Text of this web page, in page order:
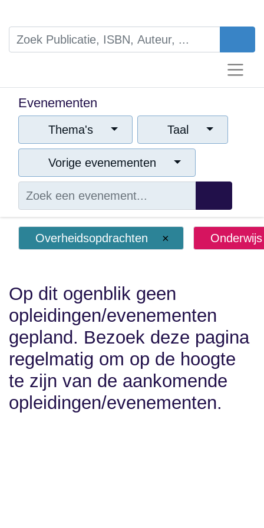
Evenementen
Thema's Taal
Vorige evenementen
Overheidsopdrachten × Onderwijs
Op dit ogenblik geen
opleidingen/evenementen
gepland. Bezoek deze pagina
regelmatig om op de hoogte
te zijn van de aankomende
opleidingen/evenementen.